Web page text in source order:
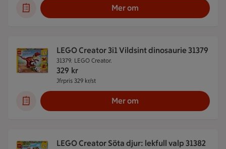
Mer om
LEGO Creator 3i1 Vildsint dinosaurie 31379
31379. LEGO Creator.
329 kr
Jfrpris 329 kr/st
Mer om
LEGO Creator Söta djur: lekfull valp 31382